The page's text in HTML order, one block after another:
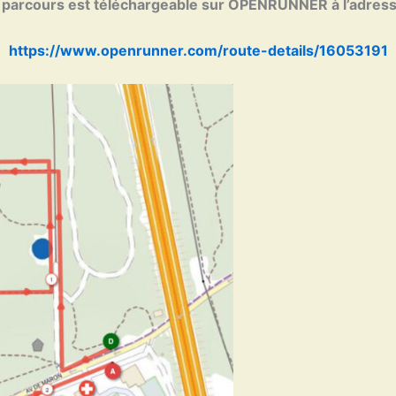
est téléchargeable sur OPENRUNNER à
https://www.openrunner.com/route-details/16053191